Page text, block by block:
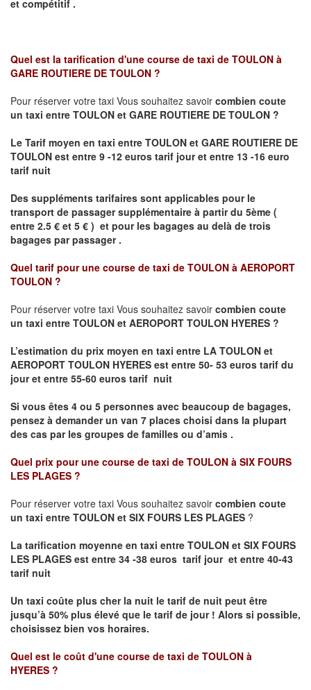
et compétitif .
Quel est la tarification d'une course de taxi de TOULON à
GARE ROUTIERE DE TOULON ?
Pour réserver votre taxi Vous souhaitez savoir combien coute
un taxi entre TOULON et GARE ROUTIERE DE TOULON ?
Le Tarif moyen en taxi entre TOULON et GARE ROUTIERE DE
TOULON est entre 9 -12 euros tarif jour et entre 13 -16 euro
tarif nuit
Des suppléments tarifaires sont applicables pour le
transport de passager supplémentaire à partir du 5ème (
entre 2.5 € et 5 € ) et pour les bagages au delà de trois
bagages par passager .
Quel tarif pour une course de taxi de TOULON à AEROPORT
TOULON ?
Pour réserver votre taxi Vous souhaitez savoir combien coute
un taxi entre TOULON et AEROPORT TOULON HYERES ?
L’estimation du prix moyen en taxi entre LA TOULON et
AEROPORT TOULON HYERES est entre 50- 53 euros tarif du
jour et entre 55-60 euros tarif nuit
Si vous êtes 4 ou 5 personnes avec beaucoup de bagages,
pensez à demander un van 7 places choisi dans la plupart
des cas par les groupes de familles ou d’amis .
Quel prix pour une course de taxi de TOULON à SIX FOURS
LES PLAGES ?
Pour réserver votre taxi Vous souhaitez savoir combien coute
un taxi entre TOULON et SIX FOURS LES PLAGES ?
La tarification moyenne en taxi entre TOULON et SIX FOURS
LES PLAGES est entre 34 -38 euros tarif jour et entre 40-43
tarif nuit
Un taxi coûte plus cher la nuit le tarif de nuit peut être
jusqu’à 50% plus élevé que le tarif de jour ! Alors si possible,
choisissez bien vos horaires.
Quel est le coût d'une course de taxi de TOULON à
HYERES ?